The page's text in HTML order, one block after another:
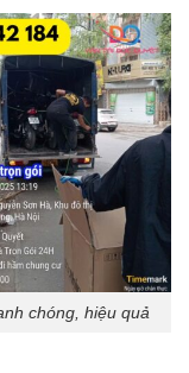
chóng, hiệu quả